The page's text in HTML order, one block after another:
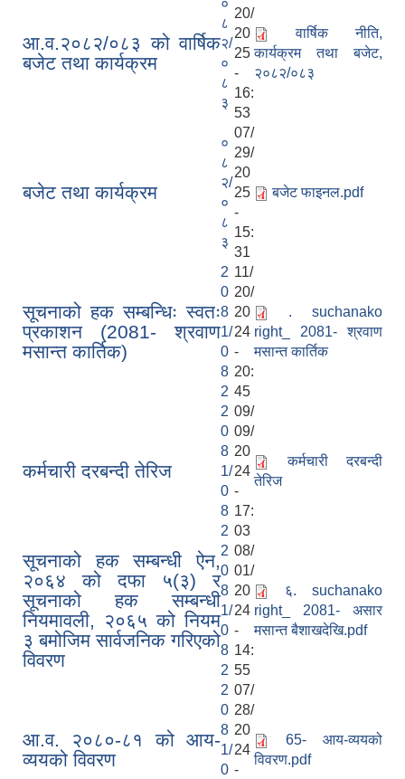
आ.व.२०८२/०८३ को वार्षिक
बजेट तथा कार्यक्रम
०
८
२/
०
८
३
20/
20
25
-
16:
53
वार्षिक नीति,
कार्यक्रम तथा बजेट,
२०८२/०८३
बजेट तथा कार्यक्रम
०
८
२/
०
८
३
07/
29/
20
25
-
15:
31
बजेट फाइनल.pdf
सूचनाको हक सम्बन्धिः स्वतः
प्रकाशन (2081- श्रवाण
मसान्त कार्तिक)
2
0
8
1/
0
8
2
11/
20/
20
24
-
20:
45
. suchanako
right_ 2081- श्रवाण
मसान्त कार्तिक
कर्मचारी दरबन्दी तेरिज
2
0
8
1/
0
8
2
09/
09/
20
24
-
17:
03
कर्मचारी दरबन्दी
तेरिज
सूचनाको हक सम्बन्धी ऐन,
२०६४ को दफा ५(३) र
सूचनाको हक सम्बन्धी
नियमावली, २०६५ को नियम
३ बमोजिम सार्वजनिक गरिएको
विवरण
2
0
8
1/
0
8
2
08/
01/
20
24
-
14:
55
६. suchanako
right_ 2081- असार
मसान्त बैशाखदेखि.pdf
आ.व. २०८०-८१ को आय-
व्ययको विवरण
2
0
8
1/
0
07/
28/
20
24
-
65- आय-व्ययको
विवरण.pdf